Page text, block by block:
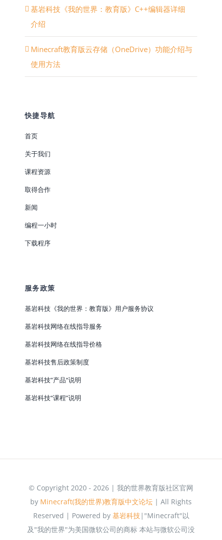
基岩科技《我的世界：教育版》C++编辑器详细
介绍
Minecraft教育版云存储（OneDrive）功能介绍与
使用方法
快捷导航
首页
关于我们
课程资源
取得合作
新闻
编程一小时
下载程序
服务政策
基岩科技《我的世界：教育版》用户服务协议
基岩科技网络在线指导服务
基岩科技网络在线指导价格
基岩科技售后政策制度
基岩科技”产品“说明
基岩科技“课程”说明
© Copyright 2020 - 2026 | 我的世界教育版社区官网
by Minecraft(我的世界)教育版中文论坛 | All Rights
Reserved | Powered by 基岩科技|"Minecraft"以
及"我的世界"为美国微软公司的商标 本站与微软公司没